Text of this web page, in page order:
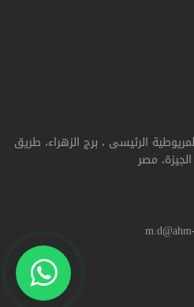
المريوطية الرئيسى ، برج الزهراء، طريق
مصر